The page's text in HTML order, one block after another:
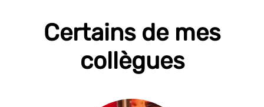
Certains de mes
collègues